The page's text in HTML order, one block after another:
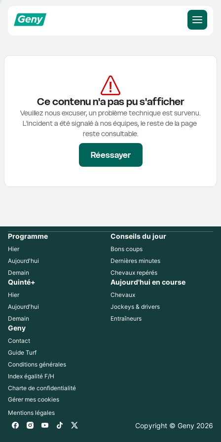
Ce contenu n'a pas pu s'afficher
Veuillez nous excuser, un problème technique est survenu.
L'incident a été signalé à nos équipes, le reste de la page
reste consultable.
Réessayer
Programme
Hier
Aujourd'hui
Demain
Conseils du jour
Bons coups
Dernières minutes
Chevaux repérés
Quinté+
Hier
Aujourd'hui
Demain
Aujourd'hui en course
Chevaux
Jockeys & drivers
Entraîneurs
Geny
Contact
Guide Turf
Conditions générales
Index égalité F/H
Charte de confidentialité
Gérer mes cookies
Mentions légales
Copyright © Geny 2026